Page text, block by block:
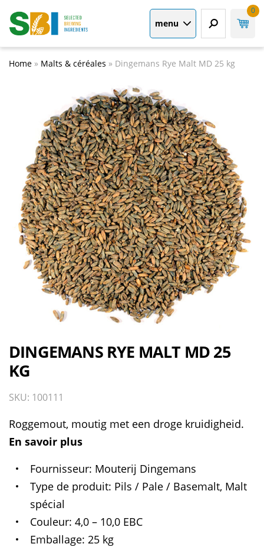
menu
0
Home » Malts & céréales » Dingemans Rye Malt MD 25 kg
DINGEMANS RYE MALT MD 25
KG
SKU: 100111
Roggemout, moutig met een droge kruidigheid.
En savoir plus
Fournisseur Mouterij Dingemans
Type de produit Pils / Pale / Basemalt, Malt
spécial
Couleur 4,0 – 10,0 EBC
Emballage 25 kg